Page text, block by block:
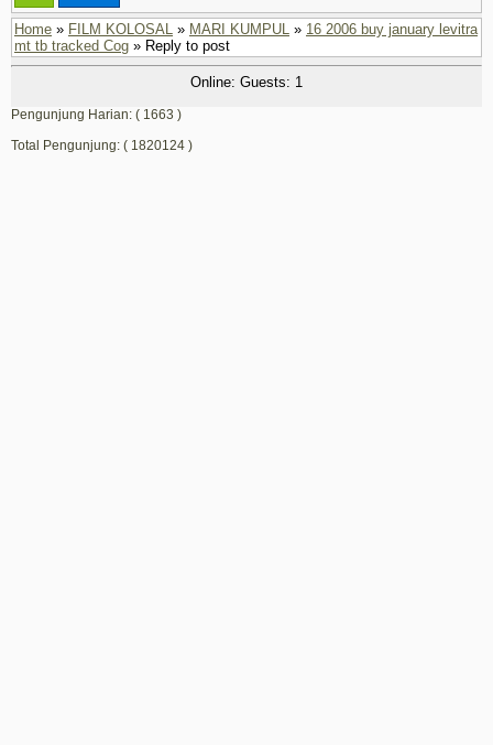
Home » FILM KOLOSAL » MARI KUMPUL » 16 2006 buy january levitra
mt tb tracked Cog » Reply to post
Online: Guests: 1
Pengunjung Harian: ( 1663 )
Total Pengunjung: ( 1820124 )